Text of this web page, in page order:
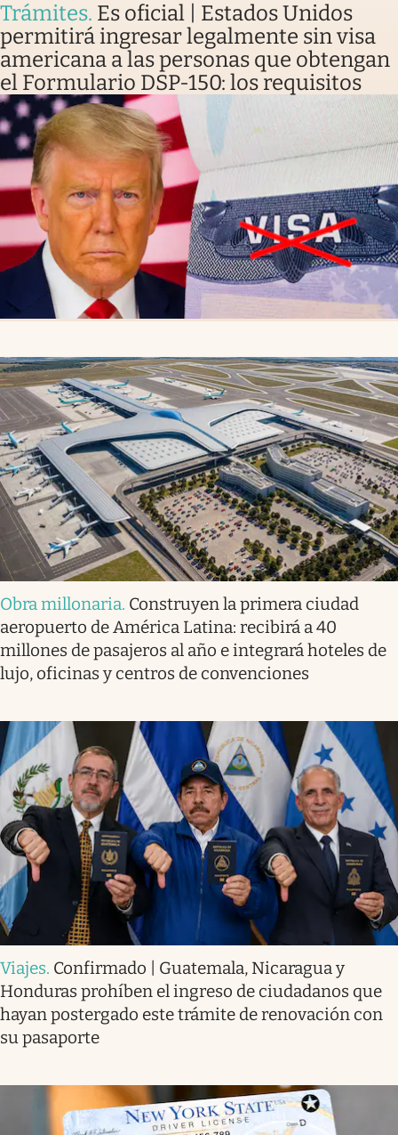
Trámites. Es oficial | Estados Unidos
permitirá ingresar legalmente sin visa
americana a las personas que obtengan
el Formulario DSP-150: los requisitos
Obra millonaria. Construyen la primera ciudad
aeropuerto de América Latina: recibirá a 40
millones de pasajeros al año e integrará hoteles de
lujo, oficinas y centros de convenciones
Viajes. Confirmado | Guatemala, Nicaragua y
Honduras prohíben el ingreso de ciudadanos que
hayan postergado este trámite de renovación con
su pasaporte